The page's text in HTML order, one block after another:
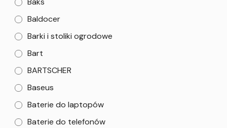
Baldocer
Barki i stoliki ogrodowe
Bart
BARTSCHER
Baseus
Baterie do laptopów
Baterie do telefonów